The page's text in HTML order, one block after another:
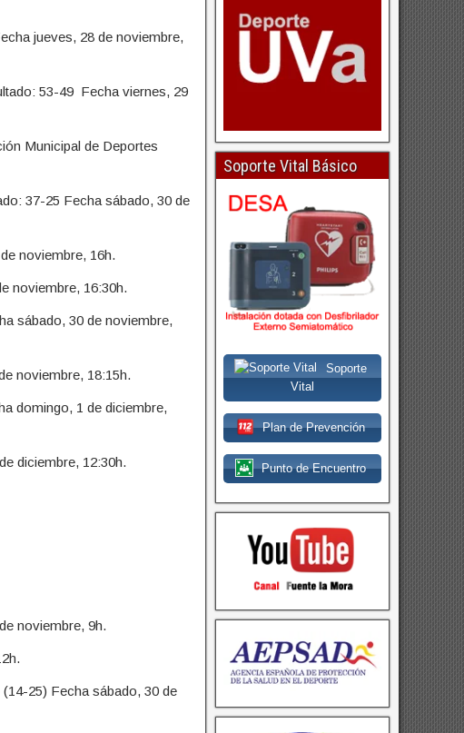
jueves, 28 de noviembre,
53-49 Fecha viernes, 29
Municipal de Deportes
37-25 Fecha sábado, 30 de
noviembre, 16h.
noviembre, 16:30h.
sábado, 30 de noviembre,
noviembre, 18:15h.
domingo, 1 de diciembre,
diciembre, 12:30h.
noviembre, 9h.
25) Fecha sábado, 30 de
Soporte Vital Básico
Soporte
Vital
Plan de Prevención
Punto de Encuentro